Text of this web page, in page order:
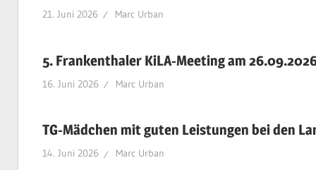
21. Juni 2026 Marc Urban
5. Frankenthaler KiLA-Meeting am
16. Juni 2026 Marc Urban
TG-Mädchen mit guten Leistungen bei den
14. Juni 2026 Marc Urban